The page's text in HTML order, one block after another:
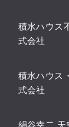
積水ハウス
式会社
積水ハウス
式会社